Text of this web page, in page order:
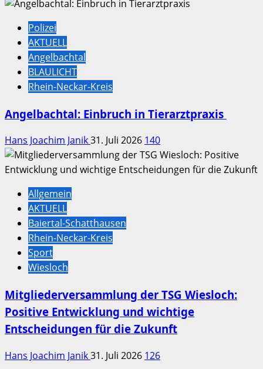
Polizei
AKTUELL
Angelbachtal
BLAULICHT
Rhein-Neckar-Kreis
Angelbachtal: Einbruch in Tierarztpraxis
Hans Joachim Janik31. Juli 2026 140
Allgemein
AKTUELL
Baiertal-Schatthausen
Rhein-Neckar-Kreis
Sport
Wiesloch
Mitgliederversammlung der TSG Wiesloch:
Positive Entwicklung und wichtige
Entscheidungen für die Zukunft
Hans Joachim Janik31. Juli 2026 126